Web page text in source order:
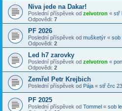
Niva jede na Dakar!
Poslední příspěvek od zelvotron « stř
Odpovědi: 7
PF 2026
Poslední příspěvek od mušketýr « sob
Odpovědi: 2
Led h7 zarovky
Poslední příspěvek od zelvotron «
Odpovědi: 2
Zemřel Petr Krejbich
Poslední příspěvek od Pája « stř črc
PF 2025
Poslední příspěvek od Tommel « sob